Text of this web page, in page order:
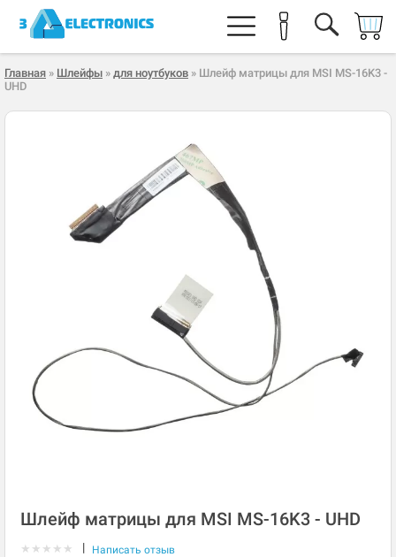
Главная » Шлейфы » для ноутбуков » Шлейф матрицы для MSI MS-16K3 -
UHD
Шлейф матрицы для MSI MS-16K3 - UHD
★ ★ ★ ★ ★ | Написать отзыв